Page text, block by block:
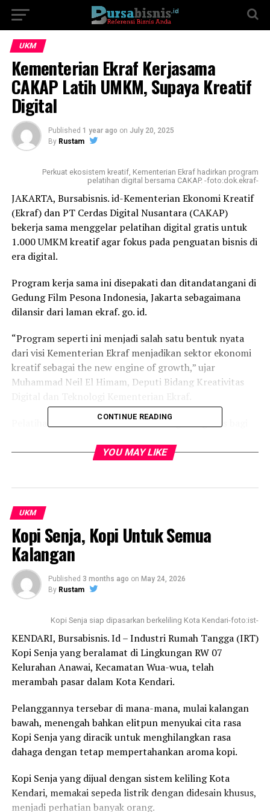
UKM
Kementerian Ekraf Kerjasama
CAKAP Latih UMKM, Supaya Kreatif
Digital
Published 1 year ago on July 20, 2025
By Rustam
Perkuat ekosistem kreatif, Kementerian Ekraf hadirkan program
pelatihan digital bersama CAKAP. -foto:dok.ekraf-
JAKARTA, Bursabisnis. id-Kementerian Ekonomi Kreatif
(Ekraf) dan PT Cerdas Digital Nusantara (CAKAP)
bekerja sama menggelar pelatihan digital gratis untuk
1.000 UMKM kreatif agar fokus pada penguatan bisnis di
era digital.
Program kerja sama ini disepakati dan ditandatangani di
Gedung Film Pesona Indonesia, Jakarta sebagaimana
dilansir dari laman ekraf. go. id.
“Program seperti ini menjadi salah satu bentuk nyata
dari visi Kementerian Ekraf menjadikan sektor ekonomi
kreatif sebagai the new engine of growth,” ujar
Muhammad Neil El Himam, Deputi Bidang Kreativitas
Pelatihan akan dilakukan secara daring dan gratis bagi
Sebanyak 1.000 kupon akan dibagikan untuk pelatihan
technology.
“Kami berharap inisiatif ini dapat membuka akses
pelatihan yang relevan dan adaptif bagi para pelaku
UMKM kreatif di berbagai daerah, sekaligus memperkuat
ekosistem ekraf digital nasional,” kata Neil.
dengan sistem pemantauan dan evaluasi berkala. Setiap
modul dirancang untuk menjawab tantangan nyata di
lapangan, serta mendukung peningkatan daya saing
pelaku UMKM di era ekonomi digital.
Wahyu Wicaksono, Plt. Direktur Aplikasi di Kemenekraf,
menambahkan bahwa CAKAP dipilih sebagai mitra
karena memiliki modul pembelajaran yang terstruktur
dan rekam jejak kolaborasi yang positif.
“Kami percaya CAKAP dapat mendukung
pengembangan kapasitas para talenta digital dan
pelaku UMKM, khususnya yang bergerak di bidang
kreativitas digital dan teknologi,” ujar Wahyu.
CONTINUE READING
YOU MAY LIKE
UKM
Kopi Senja, Kopi Untuk Semua
Kalangan
Published 3 months ago on May 24, 2026
By Rustam
Kopi Senja siap dipasarkan berkeliling Kota Kendari-foto:ist-
KENDARI, Bursabisnis. Id – Industri Rumah Tangga (IRT)
Kopi Senja yang beralamat di Lingkungan RW 07
Kelurahan Anawai, Kecamatan Wua-wua, telah
merambah pasar dalam Kota Kendari.
Pelanggannya tersebar di mana-mana, mulai kalangan
bawah, menengah bahkan elitpun menyukai cita rasa
Kopi Senja yang diracik untuk menghilangkan rasa
dahaga dengan tetap mempertahankan aroma kopi.
Kopi Senja yang dijual dengan sistem keliling Kota
Kendari, memakai sepeda listrik dengan didesain khusus,
menjadi perhatian banyak orang.